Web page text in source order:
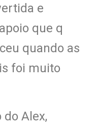
e
que q
quando as
foi muito
do Alex,